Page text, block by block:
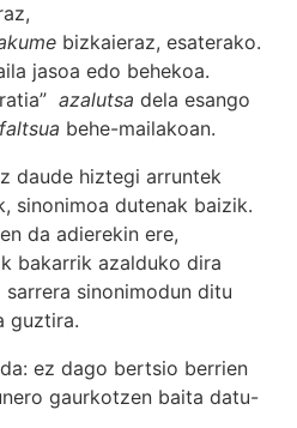
bizkaieraz, esaterako.
jasoa edo behekoa.
azalutsa dela esango
faltsua behe-mailakoan.
daude hiztegi arruntek
sinonimoa dutenak baizik.
da adierekin ere,
bakarrik azalduko dira
sinonimodun ditu
guztira.
ez dago bertsio berrien
gaurkotzen baita datu-